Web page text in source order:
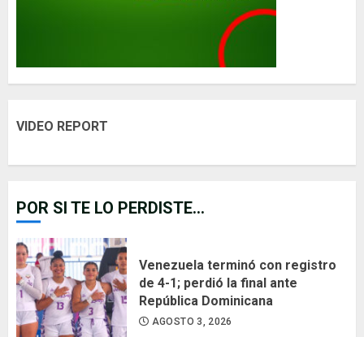
VIDEO REPORT
POR SI TE LO PERDISTE...
Venezuela terminó con registro
de 4-1; perdió la final ante
República Dominicana
AGOSTO 3, 2026